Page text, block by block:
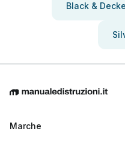
Black &
Marche